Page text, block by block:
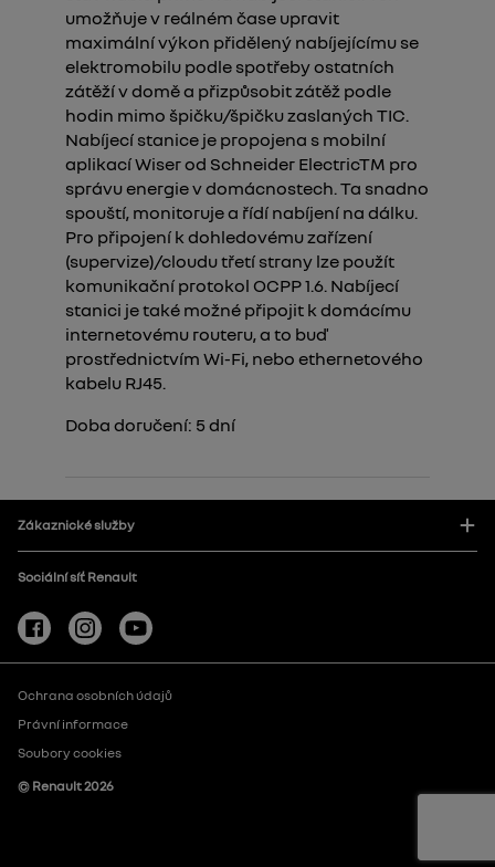
umožňuje v reálném čase upravit
maximální výkon přidělený nabíjejícímu se
elektromobilu podle spotřeby ostatních
zátěží v domě a přizpůsobit zátěž podle
hodin mimo špičku/špičku zaslaných TIC.
Nabíjecí stanice je propojena s mobilní
aplikací Wiser od Schneider ElectricTM pro
správu energie v domácnostech. Ta snadno
spouští, monitoruje a řídí nabíjení na dálku.
Pro připojení k dohledovému zařízení
(supervize)/cloudu třetí strany lze použít
komunikační protokol OCPP 1.6. Nabíjecí
stanici je také možné připojit k domácímu
internetovému routeru, a to buď
prostřednictvím Wi-Fi, nebo ethernetového
kabelu RJ45.
Doba doručení: 5 dní
Zákaznické služby
Sociální síť Renault
Ochrana osobních údajů
Právní informace
Soubory cookies
© Renault2026